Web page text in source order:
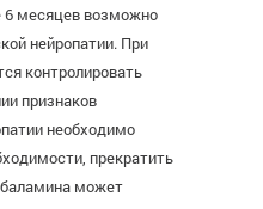
6 месяцев возможно
нейропатии. При
контролировать
признаков
необходимо
прекратить
может